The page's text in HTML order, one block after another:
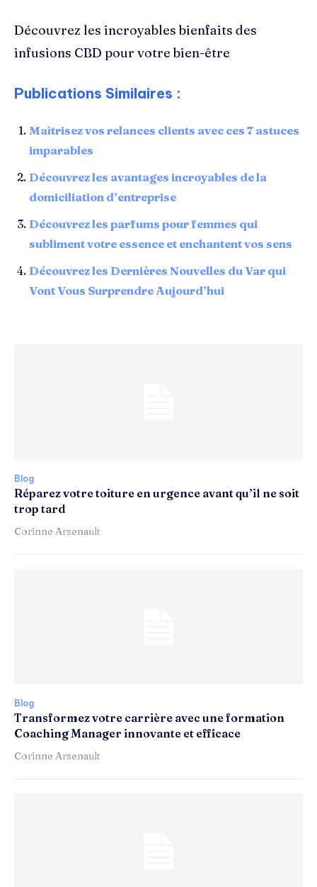
Découvrez les incroyables bienfaits des
infusions CBD pour votre bien-être
Publications Similaires :
Maîtrisez vos relances clients avec ces 7 astuces
imparables
Découvrez les avantages incroyables de la
domiciliation d’entreprise
Découvrez les parfums pour femmes qui
subliment votre essence et enchantent vos sens
Découvrez les Dernières Nouvelles du Var qui
Vont Vous Surprendre Aujourd’hui
Blog
Réparez votre toiture en urgence avant qu’il ne soit
trop tard
Corinne Arsenault
Blog
Transformez votre carrière avec une formation
Coaching Manager innovante et efficace
Corinne Arsenault